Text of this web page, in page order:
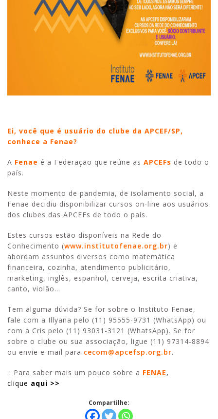
Ei, você que é usuário do clube da APCEF/SP,
conhece a Fenae?
A Fenae é a Federação que reúne as APCEFs de todo o
país.
Neste momento de pandemia, de isolamento social, a
Fenae decidiu disponibilizar cursos on-line aos usuários
dos clubes das APCEFs de todo o país.
Estes cursos estão disponíveis na Rede do
Conhecimento (www.institutofenae.org.br) e
abordam assuntos diversos como matemática
financeira, cozinha, atendimento publicitário,
marketing, inglês, espanhol, cerveja, escrita criativa,
canto, violão…
Tem alguma dúvida? Se for sobre o Instituto Fenae,
fale com a Illyana pelo (11) 95555-9731 (WhatsApp) ou
com a Cris pelo (11) 93031-3121 (WhatsApp). Se for
sobre o clube ou sua associação, ligue (11) 97314-8894
ou envie e-mail para cecom@apcefsp.org.br.
:: Para saber mais um pouco sobre a FENAE,
clique aqui >>
Compartilhe: